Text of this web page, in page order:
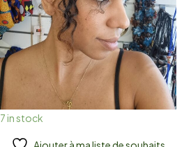
7 in stock